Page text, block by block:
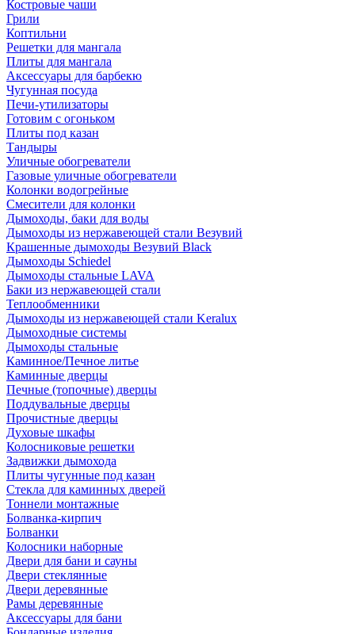
Костровые чаши
Грили
Коптильни
Решетки для мангала
Плиты для мангала
Аксессуары для барбекю
Чугунная посуда
Печи-утилизаторы
Готовим с огоньком
Плиты под казан
Тандыры
Уличные обогреватели
Газовые уличные обогреватели
Колонки водогрейные
Смесители для колонки
Дымоходы, баки для воды
Дымоходы из нержавеющей стали Везувий
Крашенные дымоходы Везувий Black
Дымоходы Schiedel
Дымоходы стальные LAVA
Баки из нержавеющей стали
Теплообменники
Дымоходы из нержавеющей стали Keralux
Дымоходные системы
Дымоходы стальные
Каминное/Печное литье
Каминные дверцы
Печные (топочные) дверцы
Поддувальные дверцы
Прочистные дверцы
Духовые шкафы
Колосниковые решетки
Задвижки дымохода
Плиты чугунные под казан
Стекла для каминных дверей
Тоннели монтажные
Болванка-кирпич
Болванки
Колосники наборные
Двери для бани и сауны
Двери стеклянные
Двери деревянные
Рамы деревянные
Аксессуары для бани